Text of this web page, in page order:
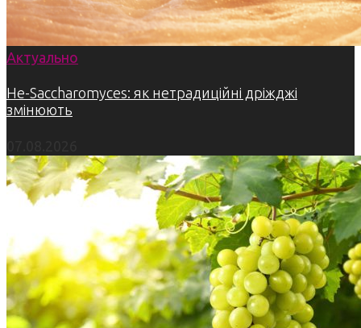
Актуально
Не-Saccharomyces: як нетрадиційні дріжджі
змінюють